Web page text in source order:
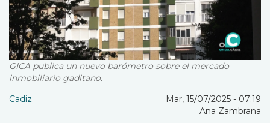
GICA publica un nuevo barómetro sobre el mercado
inmobiliario gaditano.
Cadiz
Mar, 15/07/2025 - 07:19
Ana Zambrana